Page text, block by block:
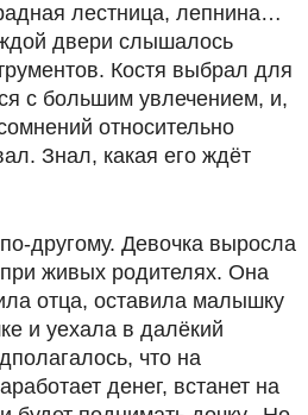
лестница, лепнина…
двери слышалось
Костя выбрал для
с большим увлечением, и,
относительно
Знал, какая его ждёт
другому. Девочка выросла
при живых родителях. Она
отца, оставила малышку
и уехала в далёкий
что на
денег, встанет на